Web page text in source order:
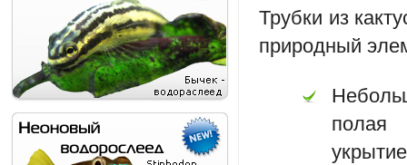
Трубки из
природный
полая